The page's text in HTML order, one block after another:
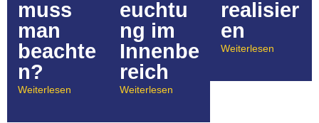
muss
man
beachte
n?
Weiterlesen
euchtu
ng im
Innenbe
reich
Weiterlesen
realisier
en
Weiterlesen